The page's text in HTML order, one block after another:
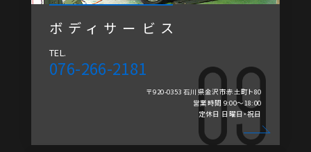
ボディサービス
TEL.
076-266-2181
〒920-0353 石川県金沢市赤土町ト80
営業時間 9:00～18:00
定休日 日曜日・祝日